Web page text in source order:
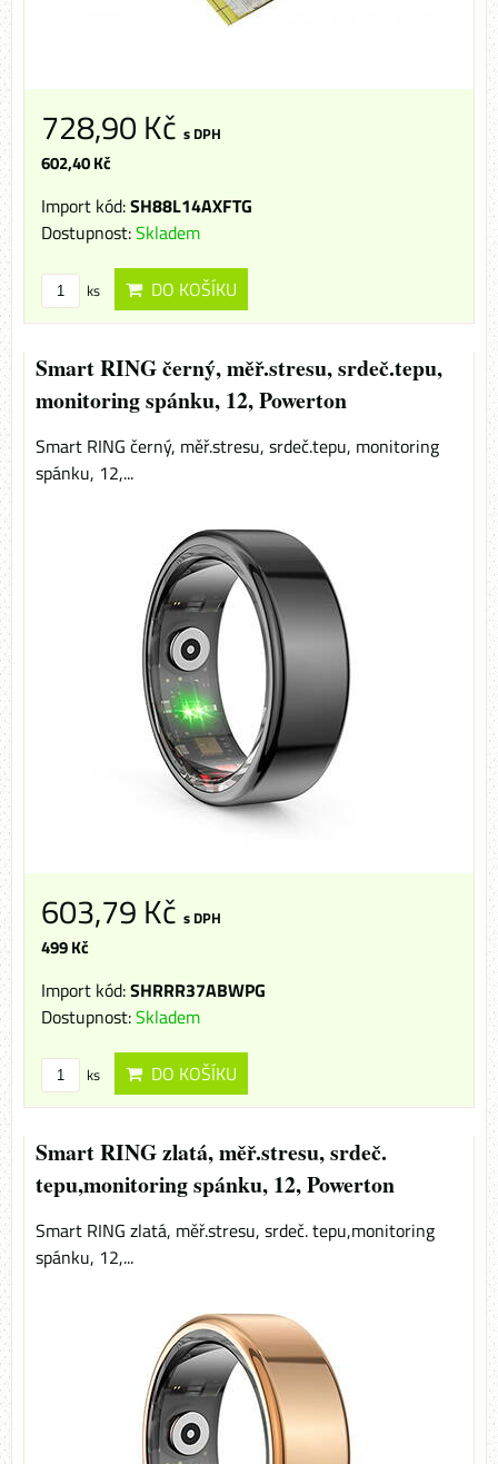
728,90 Kč s DPH
602,40 Kč
Import kód:SH88L14AXFTG
Dostupnost:Skladem
ks DO KOŠÍKU
Smart RING černý, měř.stresu, srdeč.tepu,
monitoring spánku, 12, Powerton
Smart RING černý, měř.stresu, srdeč.tepu, monitoring
spánku, 12,...
603,79 Kč s DPH
499 Kč
Import kód:SHRRR37ABWPG
Dostupnost:Skladem
ks DO KOŠÍKU
Smart RING zlatá, měř.stresu, srdeč.
tepu,monitoring spánku, 12, Powerton
Smart RING zlatá, měř.stresu, srdeč. tepu,monitoring
spánku, 12,...